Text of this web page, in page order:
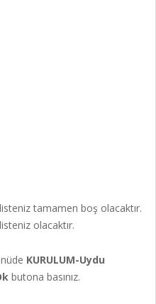
tamamen boş olacaktır.
olacaktır.
KURULUM-Uydu
butona basınız.